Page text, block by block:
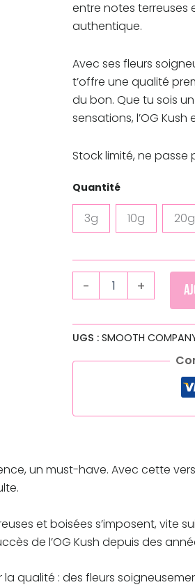
entre notes terreuses
authentique.
Avec ses fleurs
t’offre une qualité
du bon. Que tu sois
sensations, l’OG
Stock limité, ne passe
Quantité
3g 10g 20g
- +
UGS : SMOOTH
un must-have. Avec cette
et boisées s’imposent, vite
de l’OG Kush depuis des
qualité : des fleurs